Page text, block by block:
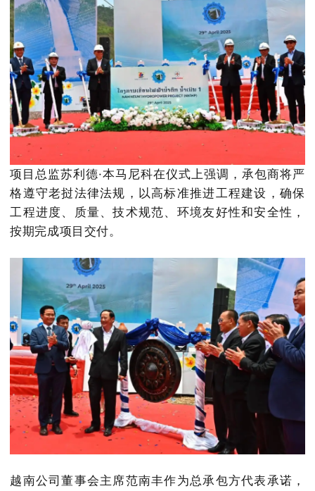
项目总监苏利德·本马尼科在仪式上强调，承包商将严
格遵守老挝法律法规，以高标准推进工程建设，确保
工程进度、质量、技术规范、环境友好性和安全性，
按期完成项目交付。
越南公司董事会主席范南丰作为总承包方代表承诺，